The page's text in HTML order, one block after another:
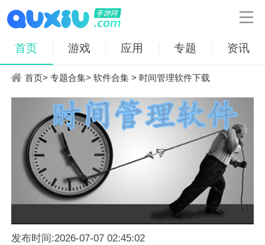

首页 游戏 应用 专题 资讯
首页>专题合集>软件合集 > 时间管理软件下载
发布时间:2026-07-07 02:45:02